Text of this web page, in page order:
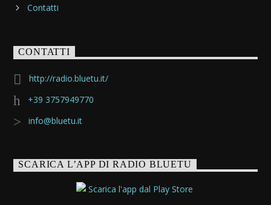
Contatti
CONTATTI
http://radio.bluetu.it/
+39 3757949770
info@bluetu.it
SCARICA L’APP DI RADIO BLUETU